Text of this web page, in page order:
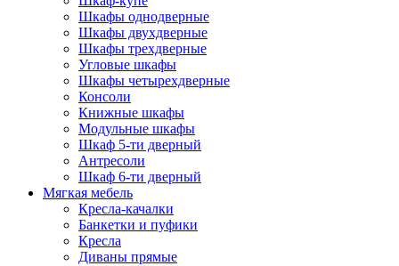
Шкафы однодверные
Шкафы двухдверные
Шкафы трехдверные
Угловые шкафы
Шкафы четырехдверные
Консоли
Книжные шкафы
Модульные шкафы
Шкаф 5-ти дверный
Антресоли
Шкаф 6-ти дверный
Мягкая мебель
Кресла-качалки
Банкетки и пуфики
Кресла
Диваны прямые